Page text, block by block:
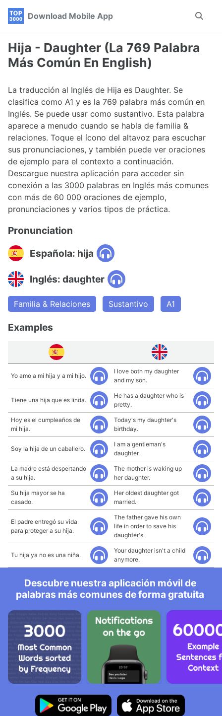
Skip
navigation
Skip
Skip
Download Mobile App
Toggle
Hija - Daughter (La 769 Palabra
Más Común En English)
La traducción al Inglés de Hija es Daughter. Se
clasifica como A1 y es la 769 palabra más común en
Inglés. Se puede usar como sustantivo. Esta palabra
aparece a menudo cuando se habla de familia &
relaciones. Toque el ícono del altavoz para escuchar
sus pronunciaciones, y también puede ver oraciones
de ejemplo para el contexto a continuación.
Descargue nuestra aplicación para acceder sin
conexión a las 3000 palabras en Inglés más comunes
con más de 60 000 oraciones de ejemplo,
pronunciaciones y varios tipos de práctica.
Pronunciation
Española: hija
Inglés: daughter
Familia & Relaciones Sustantivo A1
Examples
Yo amo a mi hija y a mi hijo.
I love both my daughter
and my son.
Tiene una hija que es linda.
He has a daughter who is
pretty.
Hoy es el cumpleaños de
mi hija.
Today's my daughter's
birthday.
Soy la hija de un caballero.
I am a gentleman's
daughter.
La madre está despertando
a su hija.
The mother is waking up
her daughter.
Su hija mayor se ha
casado.
Her oldest daughter got
married.
El padre entregó su vida
para proteger a su hija.
The father gave his own
life in order to save his
daughter's.
Tu hija ya no es una niña.
Your daughter isn't a child
anymore.
Descubre nuestra aplicación móvil de
palabras más comunes de forma gratuita